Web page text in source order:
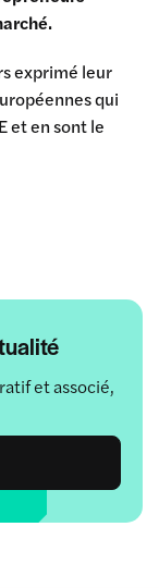
et associé,
exprimé leur
qui
et en sont le